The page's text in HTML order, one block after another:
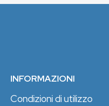
INFORMAZIONI
Condizioni di utilizzo